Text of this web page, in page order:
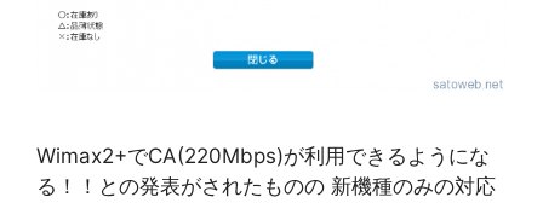
Wimax2+でCA(220Mbps)が利用できるようにな
る！！との発表がされたものの 新機種のみの対応